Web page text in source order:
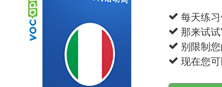
每天练
那来试
别限制
现在您